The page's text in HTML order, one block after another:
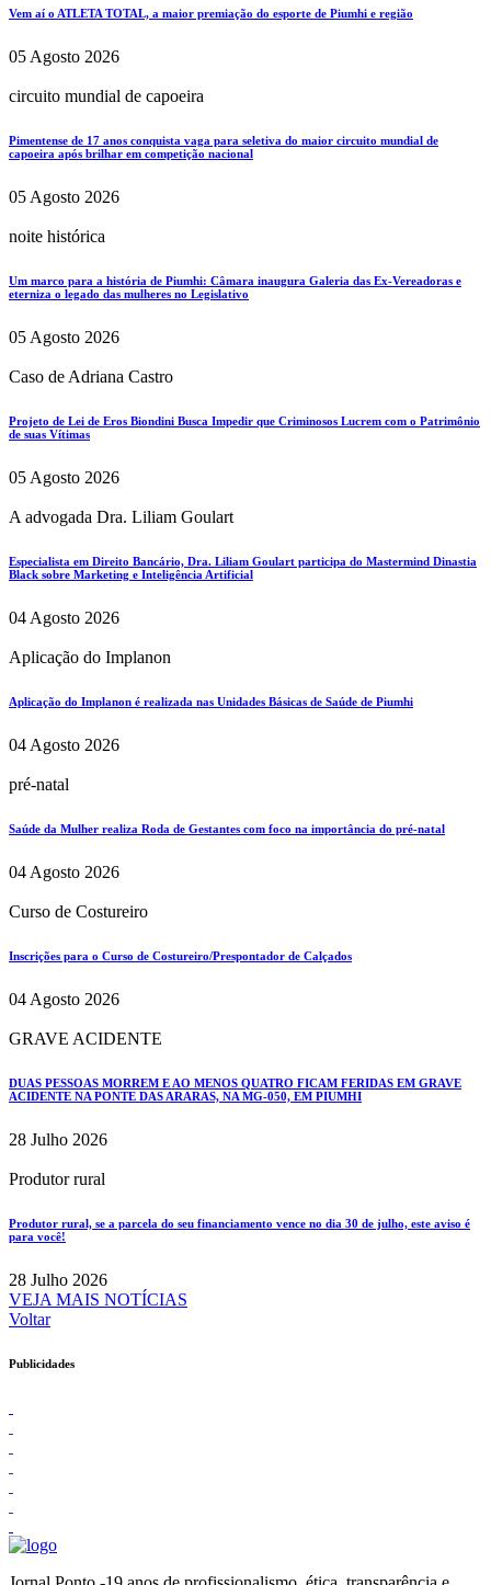
Vem aí o ATLETA TOTAL, a maior premiação do esporte de Piumhi e região
05 Agosto 2026
circuito mundial de capoeira
Pimentense de 17 anos conquista vaga para seletiva do maior circuito mundial de
capoeira após brilhar em competição nacional
05 Agosto 2026
noite histórica
Um marco para a história de Piumhi: Câmara inaugura Galeria das Ex-Vereadoras e
eterniza o legado das mulheres no Legislativo
05 Agosto 2026
Caso de Adriana Castro
Projeto de Lei de Eros Biondini Busca Impedir que Criminosos Lucrem com o Patrimônio
de suas Vítimas
05 Agosto 2026
A advogada Dra. Liliam Goulart
Especialista em Direito Bancário, Dra. Liliam Goulart participa do Mastermind Dinastia
Black sobre Marketing e Inteligência Artificial
04 Agosto 2026
Aplicação do Implanon
Aplicação do Implanon é realizada nas Unidades Básicas de Saúde de Piumhi
04 Agosto 2026
pré-natal
Saúde da Mulher realiza Roda de Gestantes com foco na importância do pré-natal
04 Agosto 2026
Curso de Costureiro
Inscrições para o Curso de Costureiro/Prespontador de Calçados
04 Agosto 2026
GRAVE ACIDENTE
DUAS PESSOAS MORREM E AO MENOS QUATRO FICAM FERIDAS EM GRAVE
ACIDENTE NA PONTE DAS ARARAS, NA MG-050, EM PIUMHI
28 Julho 2026
Produtor rural
Produtor rural, se a parcela do seu financiamento vence no dia 30 de julho, este aviso é
para você!
28 Julho 2026
VEJA MAIS NOTÍCIAS
Voltar
Publicidades